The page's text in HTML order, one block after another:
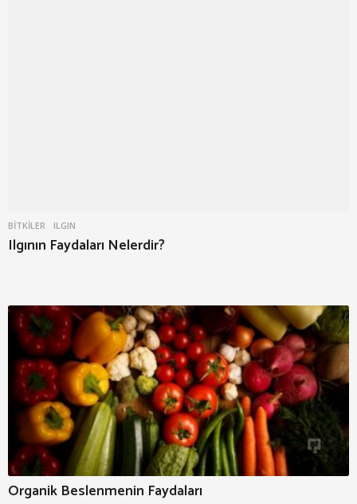
BITKILER ILGIN
Ilgının Faydaları Nelerdir?
Organik Beslenmenin Faydaları